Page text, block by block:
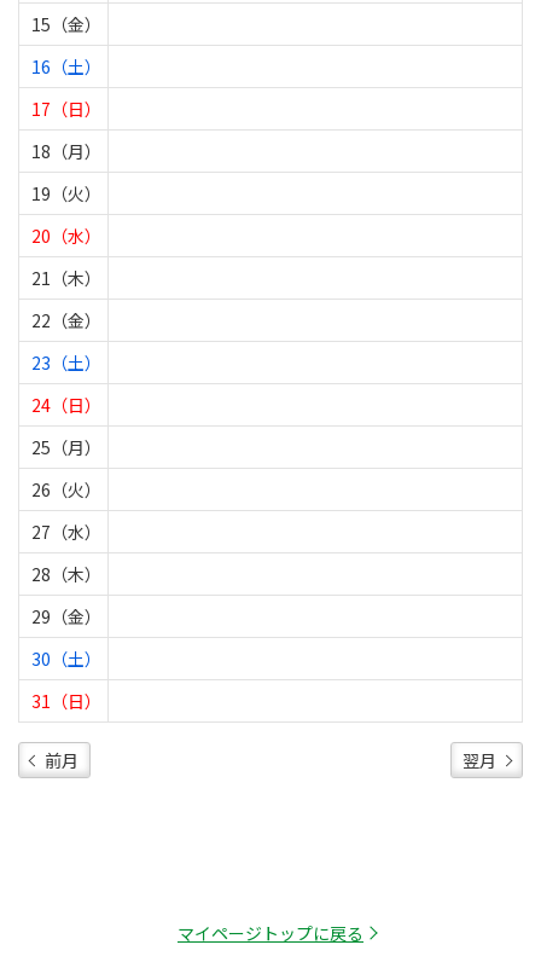
15（金）
16（土）
17（日）
18（月）
19（火）
20（水）
21（木）
22（金）
23（土）
24（日）
25（月）
26（火）
27（水）
28（木）
29（金）
30（土）
31（日）
前月 翌月
マイページトップに戻る